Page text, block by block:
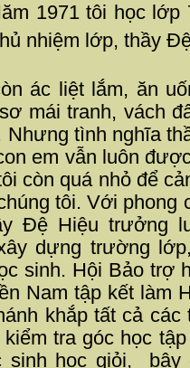
1971 tôi học lớp
nhiệm lớp, thầy
ác liệt lắm, ăn
mái tranh, vách
Nhưng tình nghĩa
em vẫn luôn
còn quá nhỏ để
tôi. Với phong
Đệ Hiệu trưởng
dựng trường
sinh. Hội Bảo trợ
Nam tập kết làm
khắp tất cả
tra góc học
sinh học giỏi,
bây